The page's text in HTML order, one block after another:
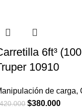
6ft³
10910
de carga,
420.000 El
$380.000El